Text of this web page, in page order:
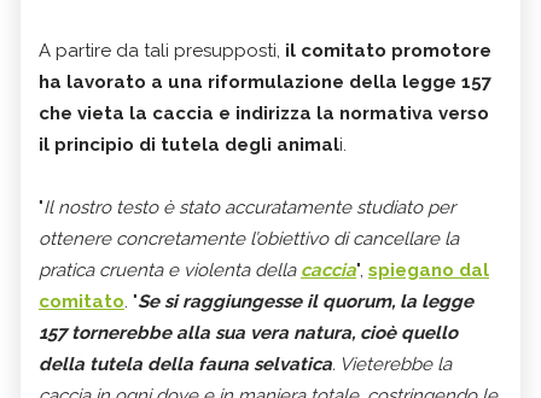
A partire da tali presupposti, il comitato promotore
ha lavorato a una riformulazione della legge 157
che vieta la caccia e indirizza la normativa verso
il principio di tutela degli animali.
"Il nostro testo è stato accuratamente studiato per
ottenere concretamente l’obiettivo di cancellare la
pratica cruenta e violenta della caccia", spiegano dal
comitato. "Se si raggiungesse il quorum, la legge
157 tornerebbe alla sua vera natura, cioè quello
della tutela della fauna selvatica. Vieterebbe la